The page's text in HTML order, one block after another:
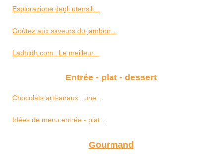
Esplorazione degli utensili...
Goûtez aux saveurs du jambon...
Ladhidh.com : Le meilleur...
Entrée - plat - dessert
Chocolats artisanaux : une...
Idées de menu entrée - plat...
Gourmand